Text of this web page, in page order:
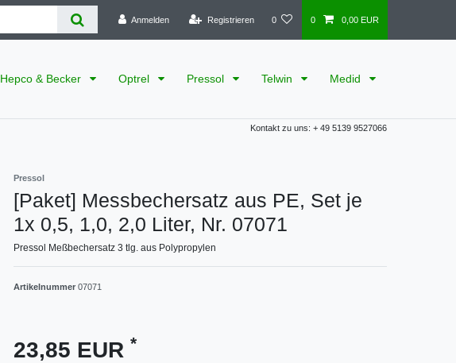
Anmelden Registrieren 0 0 0,00 EUR
Hepco & Becker Optrel Pressol Telwin Medid
Kontakt zu uns: + 49 5139 9527066
Pressol
[Paket] Messbechersatz aus PE, Set je
1x 0,5, 1,0, 2,0 Liter, Nr. 07071
Pressol Meßbechersatz 3 tlg. aus Polypropylen
Artikelnummer 07071
23,85 EUR *